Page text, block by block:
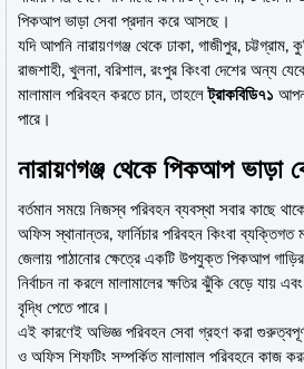
পিকআপ ভাড়া সেবা প্রদান করে আসছে।
যদি আপনি নারায়ণগঞ্জ থেকে ঢাকা, গাজীপুর, চট্টগ্রাম,
রাজশাহী, খুলনা, বরিশাল, রংপুর কিংবা দেশের অন্য
মালামাল পরিবহন করতে চান, তাহলেট্রাকবিডি৭১
পারে।
নারায়ণগঞ্জ থেকে পিকআপ ভাড়া
বর্তমান সময়ে নিজস্ব পরিবহন ব্যবস্থা সবার কাছে
অফিস স্থানান্তর, ফার্নিচার পরিবহন কিংবা
জেলায় পাঠানোর ক্ষেত্রে একটি উপযুক্ত পিকআপ
নির্বাচন না করলে মালামালের ক্ষতির ঝুঁকি বেড়ে যায়
বৃদ্ধি পেতে পারে।
এই কারণেই অভিজ্ঞ পরিবহন সেবা গ্রহণ করা
ও অফিস শিফটিং সম্পর্কিত মালামাল পরিবহনে কাজ